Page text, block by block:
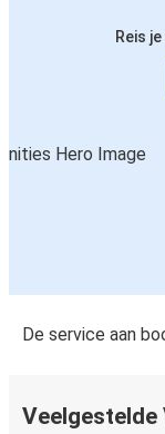
Reis
De service aan
Veelgestelde